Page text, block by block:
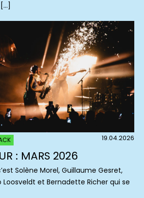
19.04.2026
: MARS 2026
Solène Morel, Guillaume Gesret,
Loosveldt et Bernadette Richer qui se